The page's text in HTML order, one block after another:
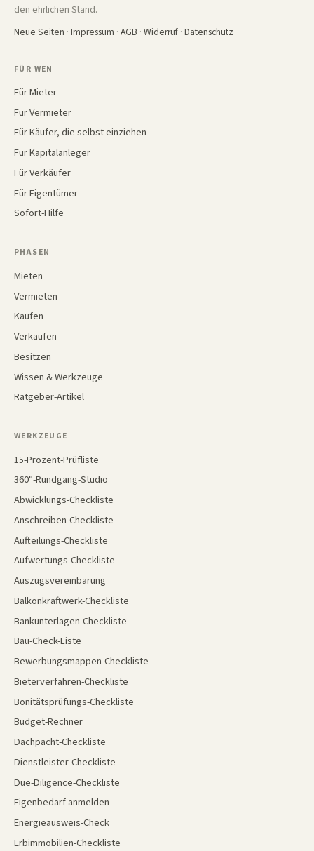
den ehrlichen Stand.
Neue Seiten · Impressum · AGB · Widerruf · Datenschutz
FÜR WEN
Für Mieter
Für Vermieter
Für Käufer, die selbst einziehen
Für Kapitalanleger
Für Verkäufer
Für Eigentümer
Sofort-Hilfe
PHASEN
Mieten
Vermieten
Kaufen
Verkaufen
Besitzen
Wissen & Werkzeuge
Ratgeber-Artikel
WERKZEUGE
15-Prozent-Prüfliste
360°-Rundgang-Studio
Abwicklungs-Checkliste
Anschreiben-Checkliste
Aufteilungs-Checkliste
Aufwertungs-Checkliste
Auszugsvereinbarung
Balkonkraftwerk-Checkliste
Bankunterlagen-Checkliste
Bau-Check-Liste
Bewerbungsmappen-Checkliste
Bieterverfahren-Checkliste
Bonitätsprüfungs-Checkliste
Budget-Rechner
Dachpacht-Checkliste
Dienstleister-Checkliste
Due-Diligence-Checkliste
Eigenbedarf anmelden
Energieausweis-Check
Erbimmobilien-Checkliste